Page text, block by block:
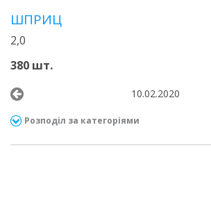
ШПРИЦ
2,0
380 шт.
10.02.2020
Розподіл за категоріями